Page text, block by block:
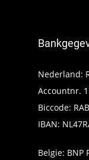
Nederland:
Accountnr.
Biccode:
IBAN:
Belgie: BNP